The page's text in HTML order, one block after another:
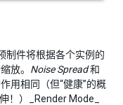
制件将根据各个实例的
放。 Noise Spread和
用相同（但“健康”的概
！）_Render Mode_